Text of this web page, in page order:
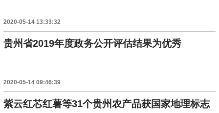
2020-05-14 13:33:32
贵州省2019年度政务公开评估结果为优秀
2020-05-14 09:46:39
紫云红芯红薯等31个贵州农产品获国家地理标志